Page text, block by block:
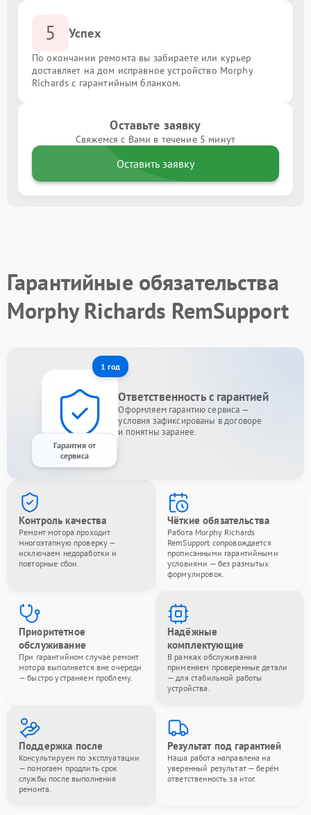
5 Успех
По окончании ремонта вы забираете или курьер
доставляет на дом исправное устройство Morphy
Richards с гарантийным бланком.
Оставьте заявку
Свяжемся с Вами в течение 5 минут
Оставить заявку
Гарантийные обязательства
Morphy Richards RemSupport
1 год
Гарантия от
сервиса
Ответственность с гарантией
Оформляем гарантию сервиса —
условия зафиксированы в договоре
и понятны заранее.
Контроль качества
Ремонт мотора проходит
многоэтапную проверку —
исключаем недоработки и
повторные сбои.
Чёткие обязательства
Работа Morphy Richards
RemSupport сопровождается
прописанными гарантийными
условиями — без размытых
формулировок.
Приоритетное
обслуживание
При гарантийном случае ремонт
мотора выполняется вне очереди
— быстро устраняем проблему.
Надёжные
комплектующие
В рамках обслуживания
применяем проверенные детали
— для стабильной работы
устройства.
Поддержка после
Консультируем по эксплуатации
— помогаем продлить срок
службы после выполнения
ремонта.
Результат под гарантией
Наша работа направлена на
уверенный результат — берём
ответственность за итог.